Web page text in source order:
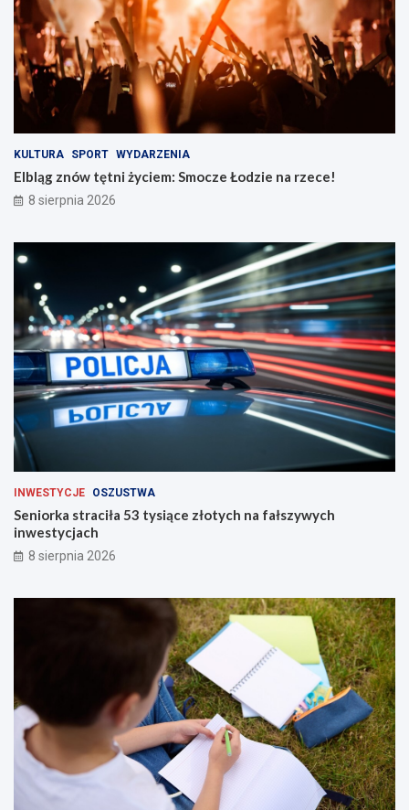
r
o
ż
n
o
i
n
d
r
a
c
e
n
a
r
z
e
e
!
KULTURA SPORT WYDARZENIA
Elbląg znów tętni życiem: Smocze Łodzie na rzece!
8 sierpnia 2026
INWESTYCJE OSZUSTWA
Seniorka straciła 53 tysiące złotych na fałszywych
inwestycjach
8 sierpnia 2026